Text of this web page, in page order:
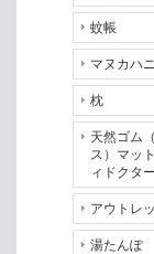
蚊帳
マヌカハ
枕
天然ゴム
ス）マッ
ィドクター
アウトレ
湯たんぽ